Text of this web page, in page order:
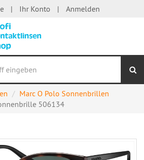
Ihr Konto Anmelden
Marc O Polo Sonnenbrillen
506134